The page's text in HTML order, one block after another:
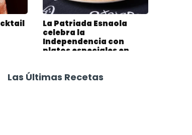
La Patriada Esnaola
celebra la
Independencia con
platos especiales en
Las Últimas Recetas